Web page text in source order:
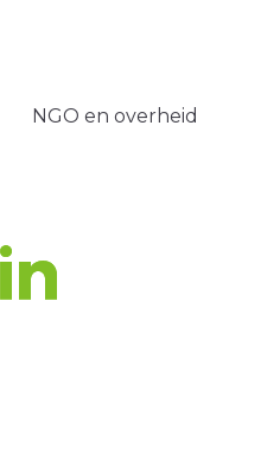
NGO en overheid